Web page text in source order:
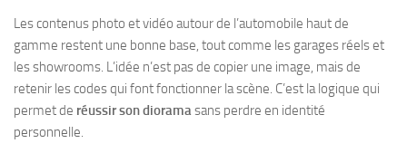
Les contenus photo et vidéo autour de l’automobile haut de
gamme restent une bonne base, tout comme les garages réels et
les showrooms. L’idée n’est pas de copier une image, mais de
retenir les codes qui font fonctionner la scène. C’est la logique qui
permet de réussir son dioramasans perdre en identité
personnelle.